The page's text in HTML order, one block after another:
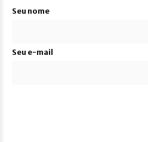
Seu nome
Seu e-mail